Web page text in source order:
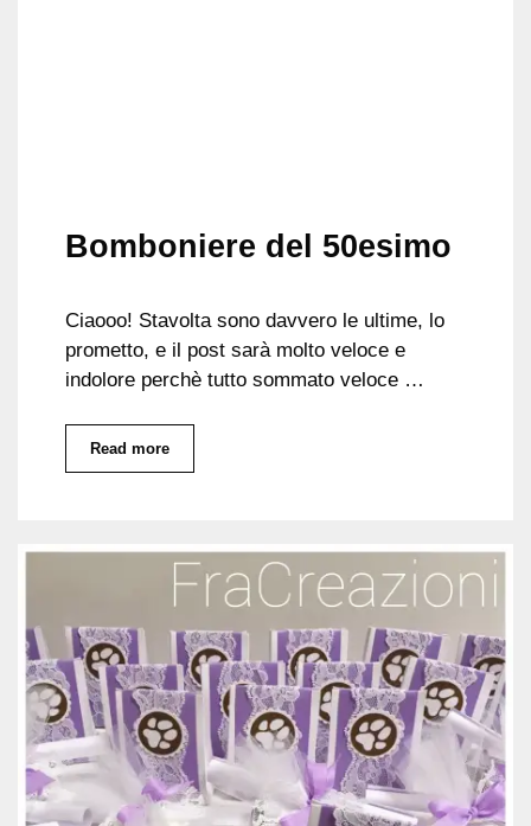
Bomboniere del 50esimo
Ciaooo! Stavolta sono davvero le ultime, lo
prometto, e il post sarà molto veloce e
indolore perchè tutto sommato veloce …
Read more